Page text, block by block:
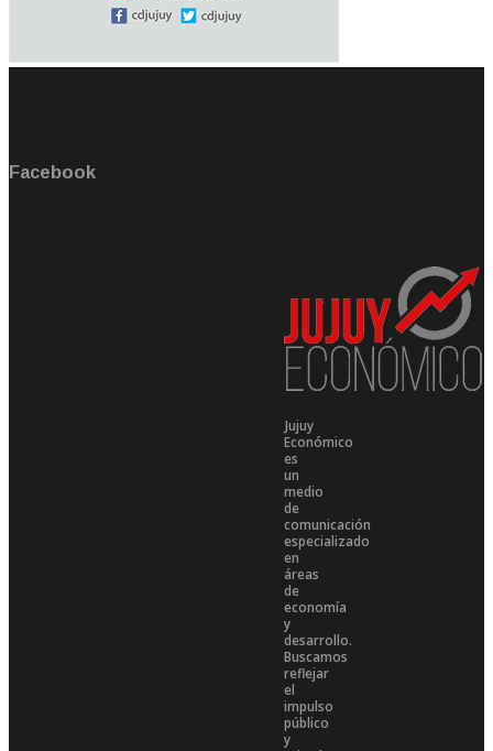
Facebook
Jujuy
Económico
es
un
medio
de
comunicación
especializado
en
áreas
de
economía
y
desarrollo.
Buscamos
reflejar
el
impulso
público
y